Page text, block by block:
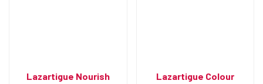
Lazartigue Nourish
Lazartigue Colour